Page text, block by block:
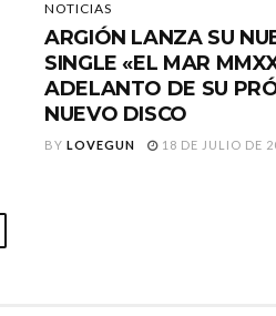
NOTICIAS
ARGIÓN LANZA SU
SINGLE «EL MAR
ADELANTO DE SU
NUEVO DISCO
BY LOVEGUN 18 DE JULIO DE